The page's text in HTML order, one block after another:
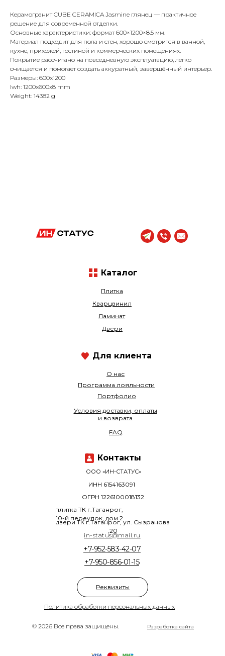
Керамогранит CUBE CERAMICA Jasmine глянец — практичное
решение для современной отделки.
Основные характеристики: формат 600×1200×8.5 мм.
Материал подходит для пола и стен, хорошо смотрится в ванной,
кухне, прихожей, гостиной и коммерческих помещениях.
Покрытие рассчитано на повседневную эксплуатацию, легко
очищается и помогает создать аккуратный, завершённый интерьер.
Размеры: 600x1200
lwh: 1200x600x8 mm
Weight: 14382 g
© 2026 Все права защищены.
Политика обработки персональных данных
Плитка
Кварцвинил
+7-950-856-01-15
+7-952-583-42-07
О нас
Ламинат
Программа лояльности
Двери
Портфолио
ООО «ИН-СТАТУС»
плитка ТК г.Таганрог,
10-й переулок, дом 2
двери ТК г.Таганрог, ул. Сызранова
,20
ОГРН 1226100018132
ИНН 6154163091
Разработка сайта
Условия доставки, оплаты
и возврата
FAQ
Каталог
in-status@mail.ru
Контакты
Для клиента
Реквизиты